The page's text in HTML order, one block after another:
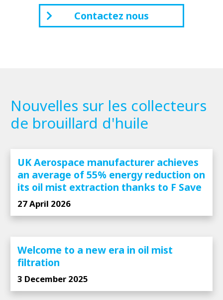
Contactez nous
Nouvelles sur les collecteurs
de brouillard d'huile
UK Aerospace manufacturer achieves
an average of 55% energy reduction on
its oil mist extraction thanks to F Save
27 April 2026
Welcome to a new era in oil mist
filtration
3 December 2025